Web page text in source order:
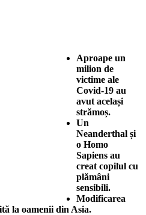
Aproape un
milion de
victime ale
Covid-19 au
avut același
strămoș.
Un
Neanderthal și
o Homo
Sapiens au
creat copilul cu
plămâni
sensibili.
Modificarea
la oamenii din Asia.